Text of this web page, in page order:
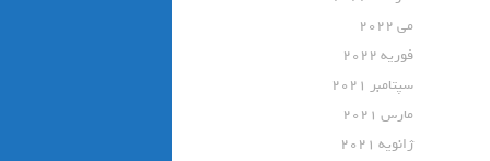
می 2022
فوریه 2022
سپتامبر 2021
مارس 2021
ژانویه 2021